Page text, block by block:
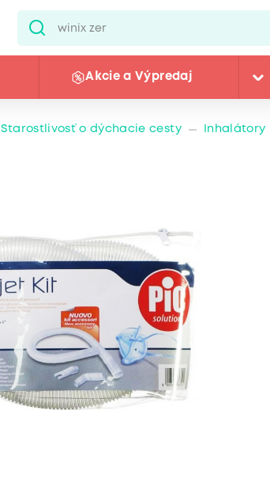
Akcie a Výpredaj
Starostlivosť o dýchacie cesty Inhalátory